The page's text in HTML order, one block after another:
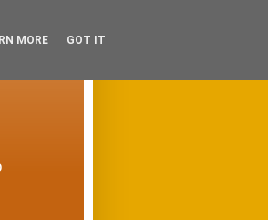
MORE GOT IT